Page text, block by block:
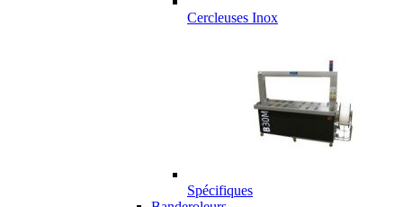
Cercleuses Inox
Spécifiques